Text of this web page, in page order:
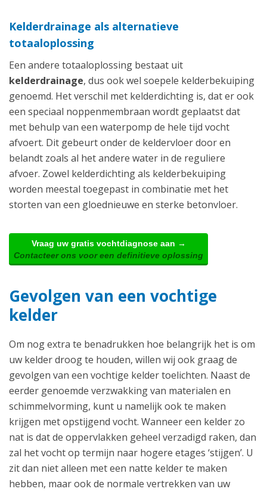
Kelderdrainage als alternatieve
totaaloplossing
Een andere totaaloplossing bestaat uit
kelderdrainage, dus ook wel soepele kelderbekuiping
genoemd. Het verschil met kelderdichting is, dat er ook
een speciaal noppenmembraan wordt geplaatst dat
met behulp van een waterpomp de hele tijd vocht
afvoert. Dit gebeurt onder de keldervloer door en
belandt zoals al het andere water in de reguliere
afvoer. Zowel kelderdichting als kelderbekuiping
worden meestal toegepast in combinatie met het
storten van een gloednieuwe en sterke betonvloer.
Vraag uw gratis vochtdiagnose aan →
Contacteer ons voor een definitieve oplossing
Gevolgen van een vochtige
kelder
Om nog extra te benadrukken hoe belangrijk het is om
uw kelder droog te houden, willen wij ook graag de
gevolgen van een vochtige kelder toelichten. Naast de
eerder genoemde verzwakking van materialen en
schimmelvorming, kunt u namelijk ook te maken
krijgen met opstijgend vocht. Wanneer een kelder zo
nat is dat de oppervlakken geheel verzadigd raken, dan
zal het vocht op termijn naar hogere etages ‘stijgen’. U
zit dan niet alleen met een natte kelder te maken
hebben, maar ook de normale vertrekken van uw